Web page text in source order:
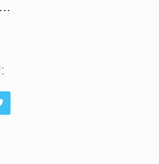
…